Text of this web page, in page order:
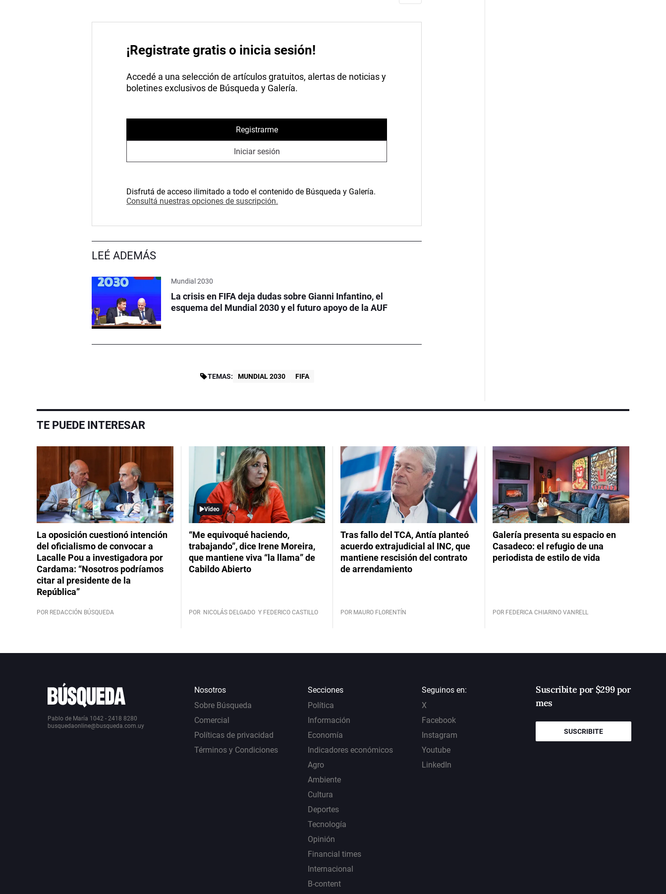
¡Registrate gratis o inicia sesión!
Accedé a una selección de artículos gratuitos, alertas de noticias y
boletines exclusivos de Búsqueda y Galería.
Registrarme
Iniciar sesión
Disfrutá de acceso ilimitado a todo el contenido de Búsqueda y Galería.
Consultá nuestras opciones de suscripción.
LEÉ ADEMÁS
Mundial 2030
La crisis en FIFA deja dudas sobre Gianni Infantino, el
esquema del Mundial 2030 y el futuro apoyo de la AUF
TEMAS: MUNDIAL 2030 FIFA
TE PUEDE INTERESAR
La oposición cuestionó intención
del oficialismo de convocar a
Lacalle Pou a investigadora por
Cardama: “Nosotros podríamos
citar al presidente de la
República”
POR REDACCIÓN BÚSQUEDA
Video
“Me equivoqué haciendo,
trabajando”, dice Irene Moreira,
que mantiene viva “la llama” de
Cabildo Abierto
POR NICOLÁS DELGADO Y FEDERICO CASTILLO
Tras fallo del TCA, Antía planteó
acuerdo extrajudicial al INC, que
mantiene rescisión del contrato
de arrendamiento
POR MAURO FLORENTÍN
Galería presenta su espacio en
Casadeco: el refugio de una
periodista de estilo de vida
POR FEDERICA CHIARINO VANRELL
Pablo de María 1042 - 2418 8280
busquedaonline@busqueda.com.uy
Nosotros
Sobre Búsqueda
Comercial
Políticas de privacidad
Términos y Condiciones
Secciones
Política
Información
Economía
Indicadores económicos
Agro
Ambiente
Cultura
Deportes
Tecnología
Opinión
Financial times
Internacional
B-content
Seguinos en:
X
Facebook
Instagram
Youtube
LinkedIn
Suscribite por $299 por
mes
SUSCRIBITE